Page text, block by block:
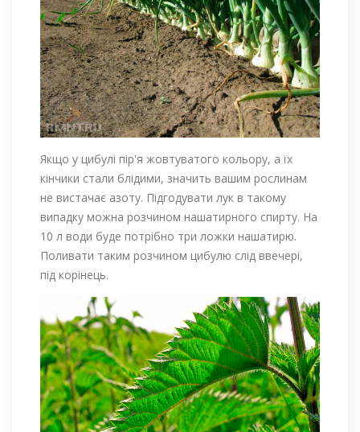
Якщо у цибулі пір'я жовтуватого кольору, а їх
кінчики стали блідими, значить вашим рослинам
не вистачає азоту. Підгодувати лук в такому
випадку можна розчином нашатирного спирту. На
10 л води буде потрібно три ложки нашатирю.
Поливати таким розчином цибулю слід ввечері,
під корінець.